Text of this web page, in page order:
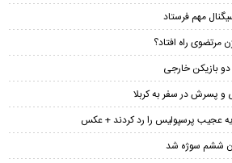
مهم فرستاد
مرتضوی راه افتاد؟
دو بازیکن خارجی
پسرش در سفر به کربلا
عجیب پرسپولیس را رد کردند + عکس
ششم سوژه شد